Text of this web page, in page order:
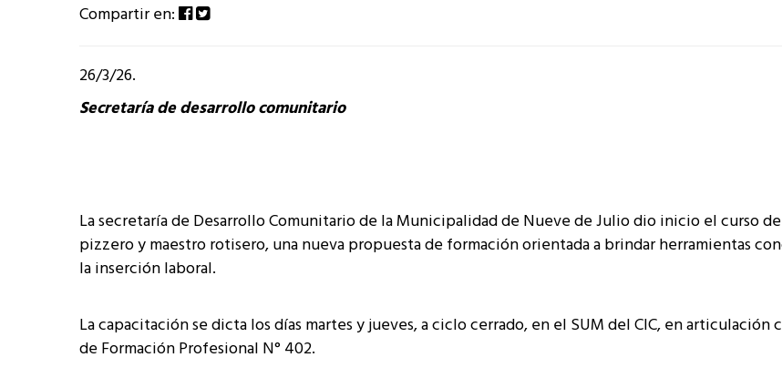
Compartir en:
26/3/26.
Secretaría de desarrollo comunitario
La secretaría de Desarrollo Comunitario de la Municipalidad de Nueve de Julio dio inicio el curso
pizzero y maestro rotisero, una nueva propuesta de formación orientada a brindar herramientas
la inserción laboral.
La capacitación se dicta los días martes y jueves, a ciclo cerrado, en el SUM del CIC, en articulación
de Formación Profesional N° 402.